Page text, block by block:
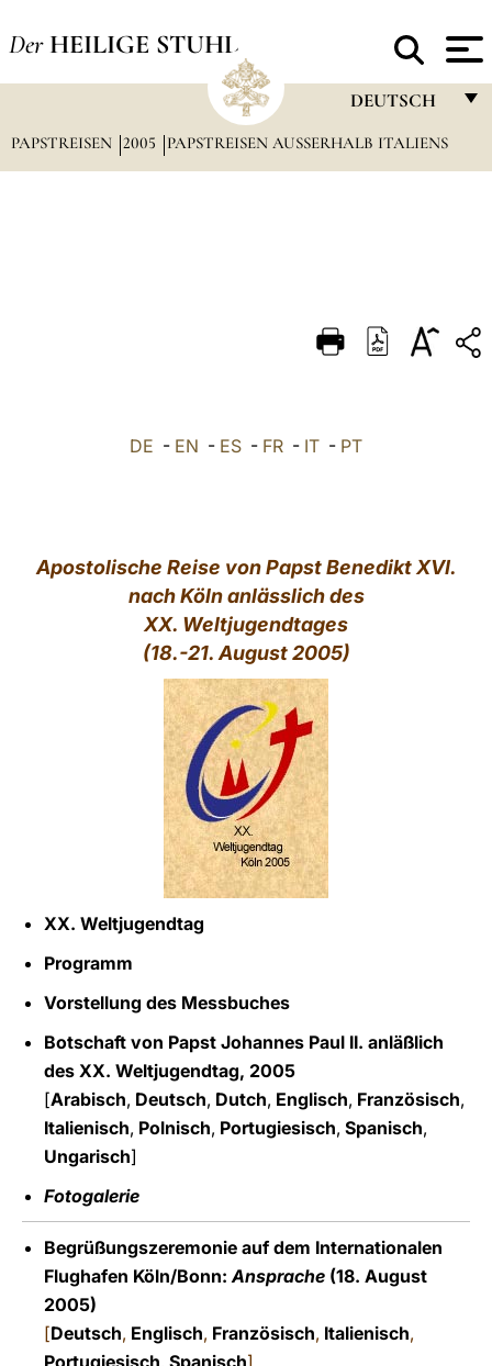
Der HEILIGE STUHL
DEUTSCH
FRANÇAIS
DEUTSCH
العربيّة
PAPSTREISEN 2005 PAPSTREISEN AUSSERHALB ITALIENS
DE - EN - ES - FR - IT - PT
Apostolische Reise von Papst Benedikt XVI.
nach Köln anlässlich des
XX. Weltjugendtages
(18.-21. August 2005)
XX. Weltjugendtag
Programm
Vorstellung des Messbuches
Botschaft von Papst Johannes Paul II. anläßlich
des XX. Weltjugendtag, 2005
[Arabisch, Deutsch, Dutch, Englisch, Französisch,
Italienisch, Polnisch, Portugiesisch, Spanisch,
Ungarisch]
Fotogalerie
Begrüßungszeremonie auf dem Internationalen
Flughafen Köln/Bonn:Ansprache (18. August
2005)
[Deutsch, Englisch, Französisch, Italienisch,
Portugiesisch, Spanisch]